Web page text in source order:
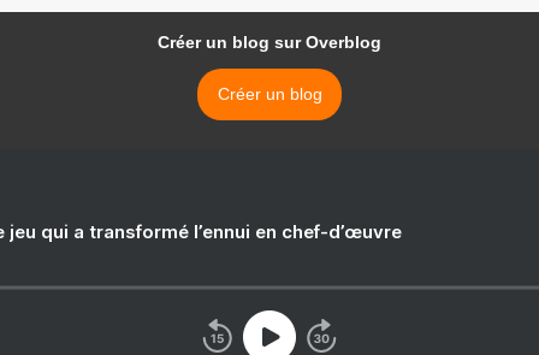
Créer un blog sur Overblog
Créer un blog
jeu qui a transformé l’ennui en chef-d’œuvre